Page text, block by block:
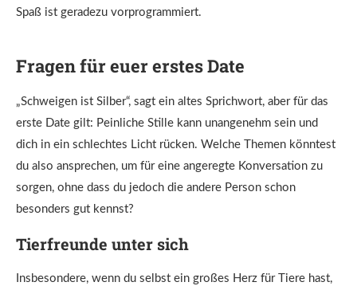
Spaß ist geradezu vorprogrammiert.
Fragen für euer erstes Date
„Schweigen ist Silber“, sagt ein altes Sprichwort, aber für das
erste Date gilt: Peinliche Stille kann unangenehm sein und
dich in ein schlechtes Licht rücken. Welche Themen könntest
du also ansprechen, um für eine angeregte Konversation zu
sorgen, ohne dass du jedoch die andere Person schon
besonders gut kennst?
Tierfreunde unter sich
Insbesondere, wenn du selbst ein großes Herz für Tiere hast,